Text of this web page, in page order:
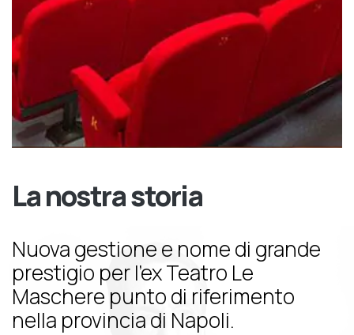
La nostra storia
Nuova gestione e nome di grande
prestigio per l’ex Teatro Le
Maschere punto di riferimento
nella provincia di Napoli.